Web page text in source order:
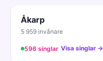
Åkarp
5 959 invånare
596 singlar Visa singlar →